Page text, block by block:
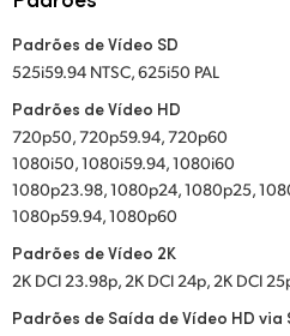
Padrões de Vídeo SD
525i59.94 NTSC, 625i50 PAL
Padrões de Vídeo HD
720p50, 720p59.94, 720p60
1080i50, 1080i59.94, 1080i60
1080p23.98, 1080p24, 1080p25,
1080p59.94, 1080p60
Padrões de Vídeo 2K
2K DCI 23.98p, 2K DCI 24p, 2K DCI
Padrões de Saída de Vídeo HD via